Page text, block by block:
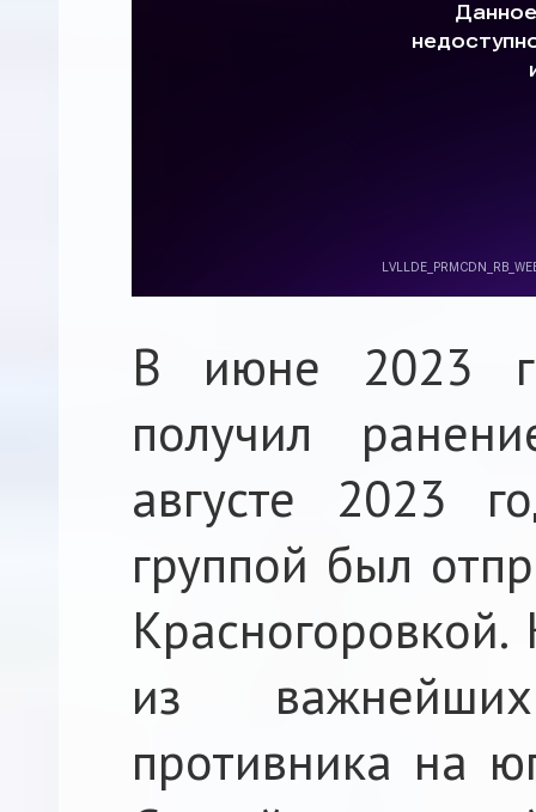
В июне 2023
получил
августе 2023
группой был
из
противника на